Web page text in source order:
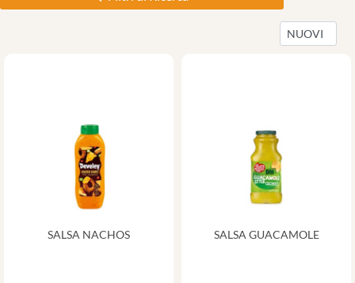
SALSA NACHOS SALSA GUACAMOLE